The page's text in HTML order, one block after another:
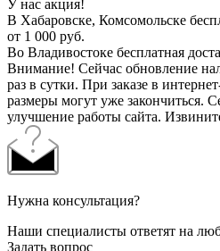
У нас акция!
В Хабаровске, Комсомольске
от 1 000 руб.
Во Владивостоке бесплатная
Внимание! Сейчас обновление
раз в сутки. При заказе в
размеры могут уже закончиться.
улучшение работы сайта.
Нужна консультация?
Наши специалисты ответят на
Задать вопрос